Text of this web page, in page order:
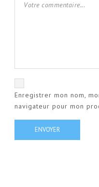
Enregistrer mon nom,
navigateur pour mon